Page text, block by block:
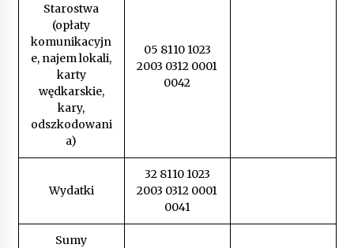
Starostwa
(opłaty
komunikacyjn
e, najem lokali,
karty
wędkarskie,
kary,
odszkodowani
a)
05 8110 1023
2003 0312 0001
0042
Wydatki
32 8110 1023
2003 0312 0001
0041
Sumy